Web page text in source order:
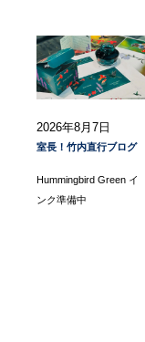
2026年8月7日
室長！竹内直行ブログ
Hummingbird Green イ
ンク準備中